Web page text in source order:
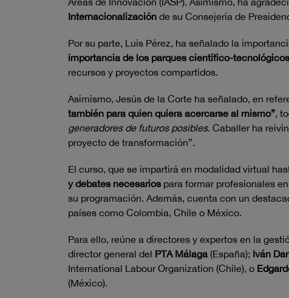
Internacionalización de su Consejería de
Por su parte, Luis Pérez, ha señalado la
importancia de los parques científico-tecnológicos
recursos y proyectos compartidos.
Asimismo, Jesús de la Corte ha señalado, en
también para quien quiera acercarse al mismo”,
generadores de futuros posibles. Caballer ha
proyecto de transformación”.
El curso, que se impartirá en modalidad virtual
y debates necesarios para formar profesionales
su programación. Además, cuenta con un
países como Colombia, Chile o México.
Para ello, reúne a directores y expertos en la
director general del PTA Málaga (España); Iván
International Labour Organization (Chile), o
(México).